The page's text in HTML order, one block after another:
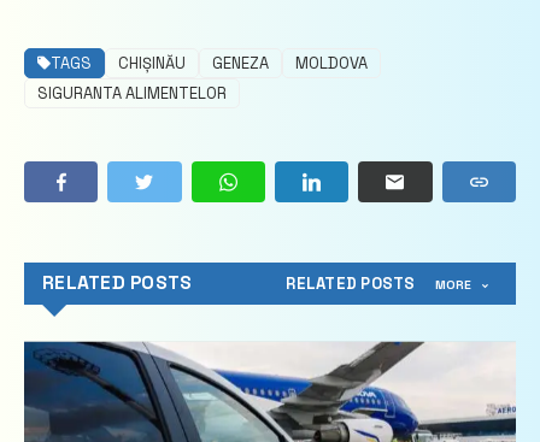
TAGS CHIȘINĂU GENEZA
MOLDOVA
SIGURANTA ALIMENTELOR
RELATED POSTS RELATED POSTS MORE